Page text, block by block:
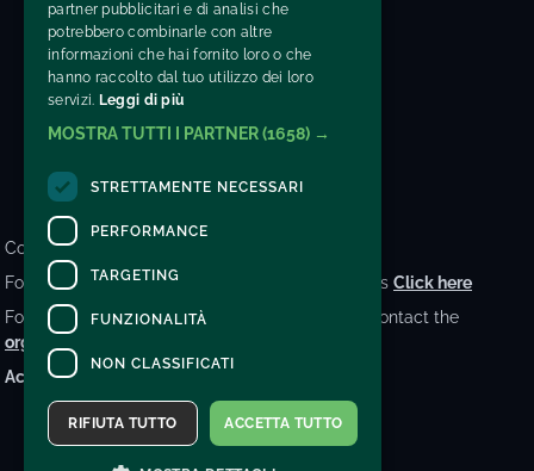
CONTACTS
VAT number: 05466980280
Contacts
For information and support in purchasing tickets Click here
For information on the program and the event, contact the
organizer
Accessibility statement
partner pubblicitari e di analisi che
potrebbero combinarle con altre
informazioni che hai fornito loro o che
hanno raccolto dal tuo utilizzo dei loro
servizi. Leggi di più
MOSTRA TUTTI I PARTNER(1658) →
STRETTAMENTE NECESSARI
PERFORMANCE
TARGETING
FUNZIONALITÀ
NON CLASSIFICATI
ACCETTA TUTTO
RIFIUTA TUTTO